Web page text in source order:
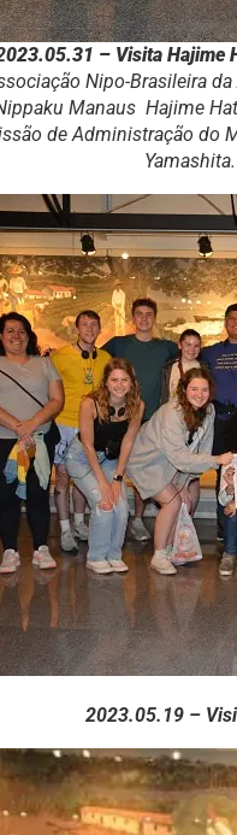
023.05.31 – Visita Hajime
Nipo-Brasileira
Manaus Hajime
de Administração do
Yamashita.
2023.05.19 –